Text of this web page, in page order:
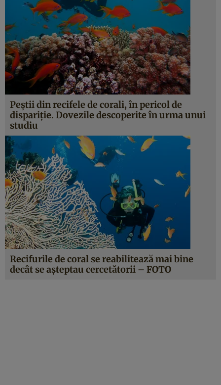
Peștii din recifele de corali, în pericol de
dispariție. Dovezile descoperite în urma unui
studiu
Recifurile de coral se reabilitează mai bine
decât se aşteptau cercetătorii – FOTO